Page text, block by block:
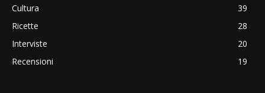
Cultura
39
Ricette
28
Interviste
20
Recensioni
19